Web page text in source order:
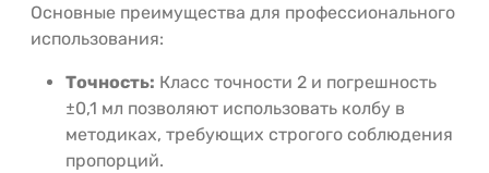
Основные преимущества для профессионального
использования:
Точность: Класс точности 2 и погрешность
±0,1 мл позволяют использовать колбу в
методиках, требующих строгого соблюдения
пропорций.